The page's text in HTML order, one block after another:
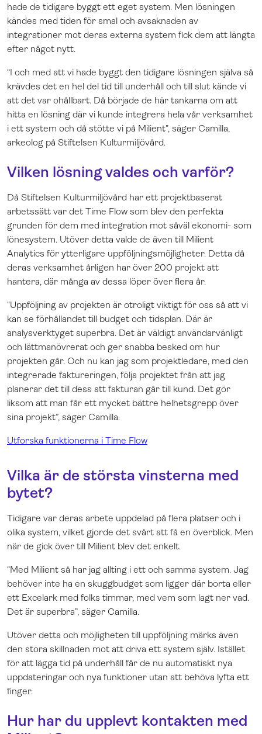
hade de tidigare byggt ett eget system. Men lösningen
kändes med tiden för smal och avsaknaden av
integrationer mot deras externa system fick dem att längta
efter något nytt.
“I och med att vi hade byggt den tidigare lösningen själva så
krävdes det en hel del tid till underhåll och till slut kände vi
att det var ohållbart. Då började de här tankarna om att
hitta en lösning där vi kunde integrera hela vår verksamhet
i ett system och då stötte vi på Milient”, säger Camilla,
arkeolog på Stiftelsen Kulturmiljövård.
Vilken lösning valdes och varför?
Då Stiftelsen Kulturmiljövård har ett projektbaserat
arbetssätt var det Time Flow som blev den perfekta
grunden för dem med integration mot såväl ekonomi- som
lönesystem. Utöver detta valde de även till Milient
Analytics för ytterligare uppföljningsmöjligheter. Detta då
deras verksamhet årligen har över 200 projekt att
hantera, där många av dessa löper över flera år.
“Uppföljning av projekten är otroligt viktigt för oss så att vi
kan se förhållandet till budget och tidsplan. Där är
analysverktyget superbra. Det är väldigt användarvänligt
och lättmanövrerat och ger snabba besked om hur
projekten går. Och nu kan jag som projektledare, med den
integrerade faktureringen, följa projektet från att jag
planerar det till dess att fakturan går till kund. Det gör
liksom att man får ett mycket bättre helhetsgrepp över
sina projekt”, säger Camilla.
Utforska funktionerna i Time Flow
Vilka är de största vinsterna med
bytet?
Tidigare var deras arbete uppdelad på flera platser och i
olika system, vilket gjorde det svårt att få en överblick. Men
när de gick över till Milient blev det enkelt.
“Med Milient så har jag allting i ett och samma system. Jag
behöver inte ha en skuggbudget som ligger där borta eller
ett Excelark med folks timmar, med vem som lagt ner vad.
Det är superbra”, säger Camilla.
Utöver detta och möjligheten till uppföljning märks även
den stora skillnaden mot att driva ett system själv. Istället
för att lägga tid på underhåll får de nu automatiskt nya
uppdateringar och nya funktioner utan att behöva lyfta ett
finger.
Hur har du upplevt kontakten med